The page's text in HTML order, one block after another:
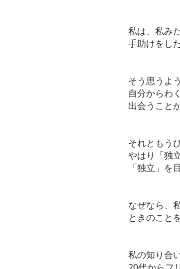
私は、私み
手助けをした
そう思うよ
自分からわ
出会うこと
それともう
やはり「独
「独立」を
なぜなら、
ときのこと
私の知り合